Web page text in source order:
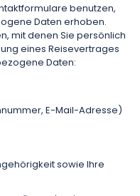
benutzen,
Daten erhoben.
mit denen Sie persönlich
eines Reisevertrages
Daten:
E-Mail-Adresse)
sowie Ihre